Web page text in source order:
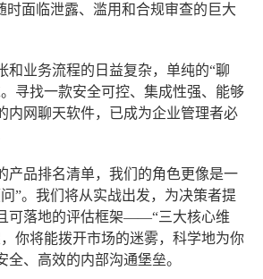
时面临泄露、滥用和合规审查的巨大
和业务流程的日益复杂，单纯的“聊
寻找一款安全可控、集成性强、能够
内网聊天软件，已成为企业管理者必
产品排名清单，我们的角色更像是一
”。我们将从实战出发，为决策者提
可落地的评估框架——“三大核心维
你将能拨开市场的迷雾，科学地为你
全、高效的内部沟通堡垒。